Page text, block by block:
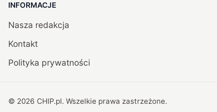
INFORMACJE
Nasza redakcja
Kontakt
Polityka prywatności
© 2026 CHIP.pl. Wszelkie prawa zastrzeżone.